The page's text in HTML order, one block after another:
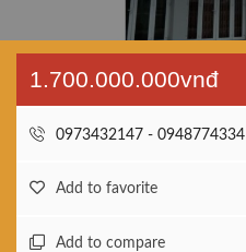
1.700.000.000vnđ
0973432147 - 0948774334
Add to favorite
Add to compare